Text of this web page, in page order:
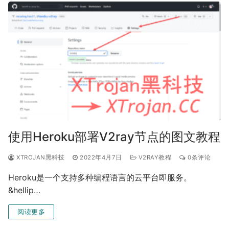
使用Heroku部署V2ray节点的图文教程
XTROJAN黑科技 2022年4月7日 V2RAY教程 0条评论
Heroku是一个支持多种编程语言的云平台即服务。
&hellip…
阅读更多